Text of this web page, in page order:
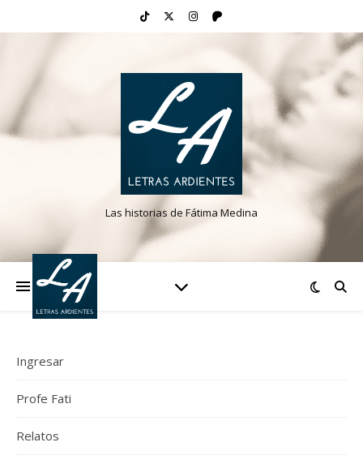
Las historias de Fátima Medina
Ingresar
Profe Fati
Relatos